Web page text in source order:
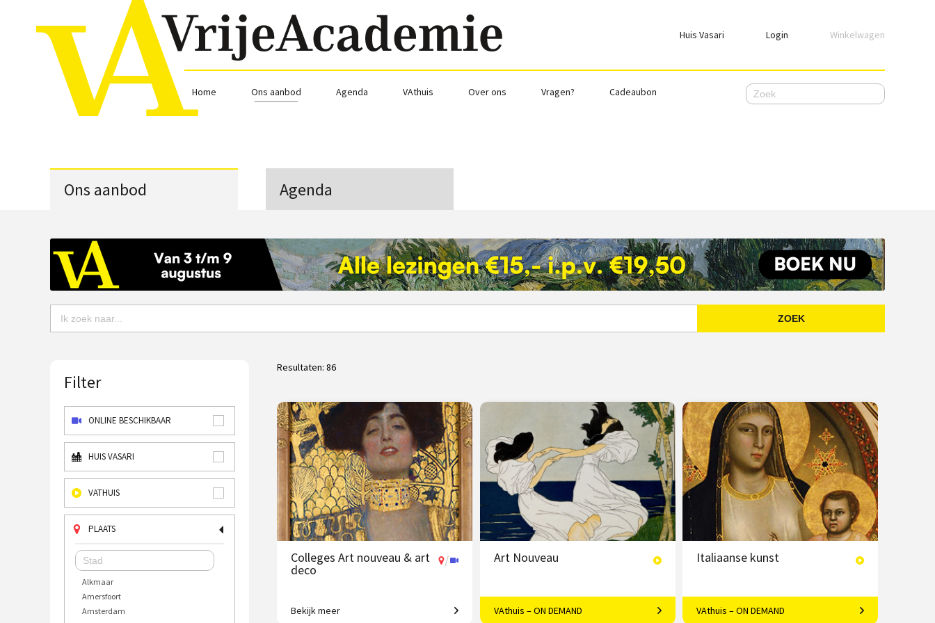
Huis Vasari Login
Login
Emailadres
Nog geen account, meld jehier aan.
Winkelwagen
Home Ons aanbod Agenda VAthuis Over ons Vragen? Cadeaubon
Ons aanbod Agenda
ZOEK
Filter
ONLINE BESCHIKBAAR
HUIS VASARI
VATHUIS
PLAATS
Alkmaar
Amersfoort
Amsterdam
Resultaten: 86
Colleges Art nouveau & art
deco
/
Restyling van de wereld.
Bekijk meer
Art Nouveau
Vloeiende vernieuwing in Europa
VAthuis – ON DEMAND
Italiaanse kunst
VAthuis – ON DEMAND